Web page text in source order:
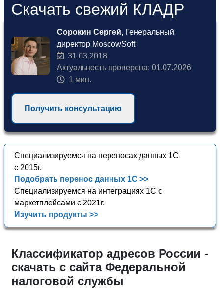
Скачать свежий КЛАДР
Сорокин Сергей, Генеральный
директор MoscowSoft
31.03.2018
Актуальность проверена: 01.07.2026
1 мин.
Получить консультацию
Специализируемся на переносах данных 1С
с 2015г.
Подобрать перенос данных 1С >>
Специализируемся на интеграциях 1С с
маркетплейсами с 2021г.
Изучить продукты >>
Классификатор адресов России -
скачать с сайта Федеральной
налоговой службы